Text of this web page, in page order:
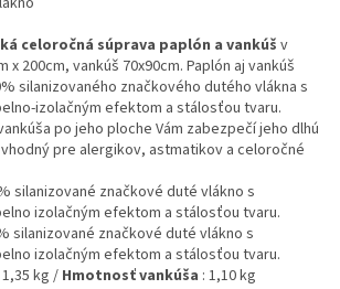
celoročná súprava paplón a vankúš v
200cm, vankúš 70x90cm. Paplón aj vankúš
silanizovaného značkového dutého vlákna s
izolačným efektom a stálosťou tvaru.
po jeho ploche Vám zabezpečí jeho dlhú
pre alergikov, astmatikov a celoročné
silanizované značkové duté vlákno s
izolačným efektom a stálosťou tvaru.
silanizované značkové duté vlákno s
izolačným efektom a stálosťou tvaru.
1,35 kg / Hmotnosť vankúša : 1,10 kg